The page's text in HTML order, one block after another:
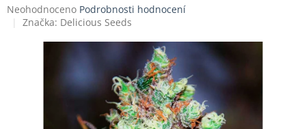
Průměrné
hodnocení
Neohodnoceno Podrobnosti hodnocení
Značka: Delicious Seeds